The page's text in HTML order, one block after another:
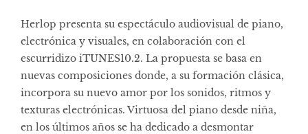
Herlop presenta su espectáculo audiovisual de piano,
electrónica y visuales, en colaboración con el
escurridizo iTUNES10.2. La propuesta se basa en
nuevas composiciones donde, a su formación clásica,
incorpora su nuevo amor por los sonidos, ritmos y
texturas electrónicas. Virtuosa del piano desde niña,
en los últimos años se ha dedicado a desmontar